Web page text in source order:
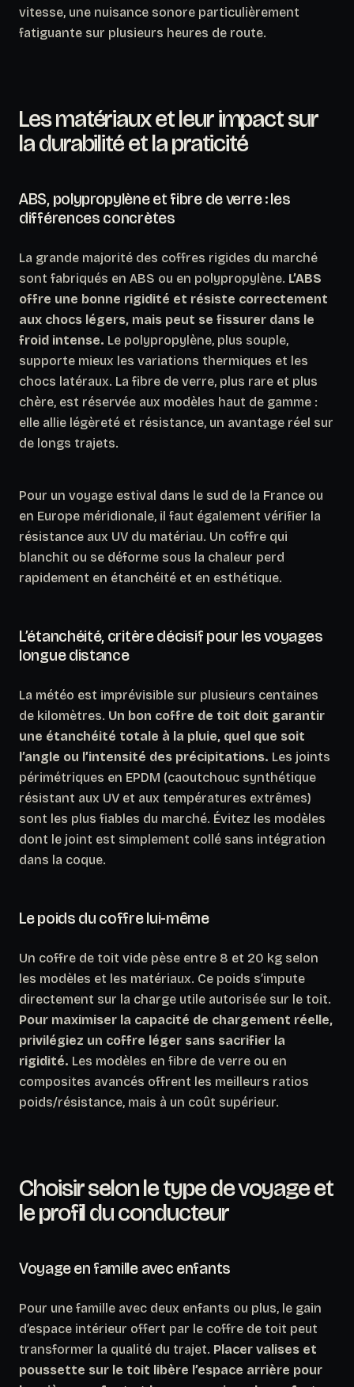
vitesse, une nuisance sonore particulièrement
fatiguante sur plusieurs heures de route.
Les matériaux et leur impact sur
la durabilité et la praticité
ABS, polypropylène et fibre de verre : les
différences concrètes
La grande majorité des coffres rigides du marché
sont fabriqués en ABS ou en polypropylène. L’ABS
offre une bonne rigidité et résiste correctement
aux chocs légers, mais peut se fissurer dans le
froid intense. Le polypropylène, plus souple,
supporte mieux les variations thermiques et les
chocs latéraux. La fibre de verre, plus rare et plus
chère, est réservée aux modèles haut de gamme :
elle allie légèreté et résistance, un avantage réel sur
de longs trajets.
Pour un voyage estival dans le sud de la France ou
en Europe méridionale, il faut également vérifier la
résistance aux UV du matériau. Un coffre qui
blanchit ou se déforme sous la chaleur perd
rapidement en étanchéité et en esthétique.
L’étanchéité, critère décisif pour les voyages
longue distance
La météo est imprévisible sur plusieurs centaines
de kilomètres. Un bon coffre de toit doit garantir
une étanchéité totale à la pluie, quel que soit
l’angle ou l’intensité des précipitations. Les joints
périmétriques en EPDM (caoutchouc synthétique
résistant aux UV et aux températures extrêmes)
sont les plus fiables du marché. Évitez les modèles
dont le joint est simplement collé sans intégration
dans la coque.
Le poids du coffre lui-même
Un coffre de toit vide pèse entre 8 et 20 kg selon
les modèles et les matériaux. Ce poids s’impute
directement sur la charge utile autorisée sur le toit.
Pour maximiser la capacité de chargement réelle,
privilégiez un coffre léger sans sacrifier la
rigidité. Les modèles en fibre de verre ou en
composites avancés offrent les meilleurs ratios
poids/résistance, mais à un coût supérieur.
Choisir selon le type de voyage et
le profil du conducteur
Voyage en famille avec enfants
Pour une famille avec deux enfants ou plus, le gain
d’espace intérieur offert par le coffre de toit peut
transformer la qualité du trajet. Placer valises et
poussette sur le toit libère l’espace arrière pour